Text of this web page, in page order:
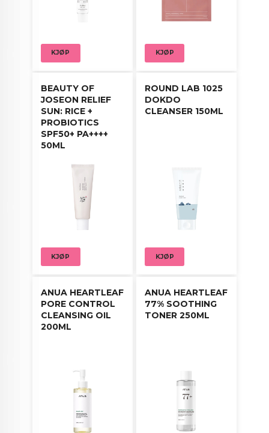
Påfør masken på ren hud etter toner, unngå
og fjern deretter masken.
Kan også brukes som nattmaske for ekstra
KJØP KJØP
BEAUTY OF
JOSEON RELIEF
SUN: RICE +
PROBIOTICS
SPF50+ PA++++
50ML
KJØP
ROUND LAB 1025
DOKDO
CLEANSER 150ML
KJØP
ANUA HEARTLEAF
PORE CONTROL
CLEANSING OIL
200ML
ANUA HEARTLEAF
77% SOOTHING
TONER 250ML